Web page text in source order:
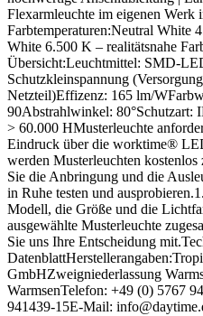
Flexarmleuchte im eigenen Werk
Farbtemperaturen:Neutral White
White 6.500 K – realitätsnahe
Übersicht:Leuchtmittel: SMD-
Schutzkleinspannung
Netzteil)Effizenz: 165 lm/
90Abstrahlwinkel: 80°Schutzart:
> 60.000 HMusterleuchte
Eindruck über die worktime®
werden Musterleuchten
Sie die Anbringung und die
in Ruhe testen und
Modell, die Größe und die
ausgewählte Musterleuchte
Sie uns Ihre Entscheidung
GmbHZweigniederlassung
WarmsenTelefon: +49 (0) 5767
941439-15E-Mail: